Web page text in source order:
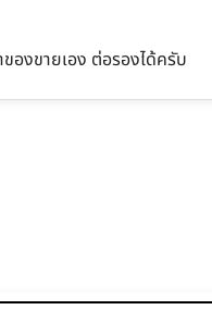
องขายเอง ต่อรองได้ครับ